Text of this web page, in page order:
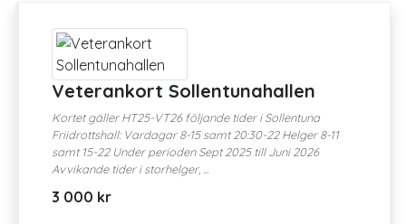
Veterankort Sollentunahallen
Kortet gäller HT25-VT26 följande tider i Sollentuna
Friidrottshall: Vardagar 8-15 samt 20:30-22 Helger 8-11
samt 15-22 Under perioden Sept 2025 till Juni 2026
Avvikande tider i storhelger, ...
3 000 kr